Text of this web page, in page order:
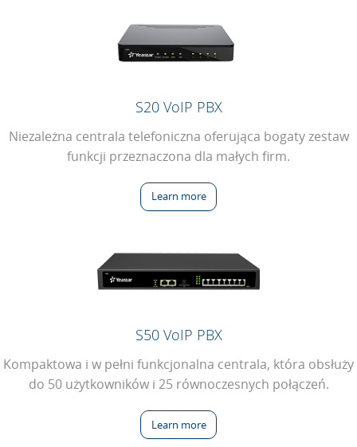
S20 VoIP PBX
Niezależna centrala telefoniczna oferująca bogaty zestaw
funkcji przeznaczona dla małych firm.
Learn more
S50 VoIP PBX
Kompaktowa i w pełni funkcjonalna centrala, która obsłuży
do 50 użytkowników i 25 równoczesnych połączeń.
Learn more